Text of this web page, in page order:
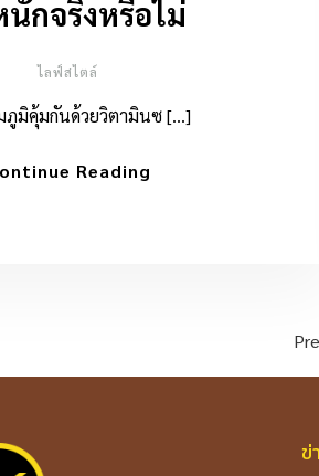
กจริงหรือไม่
ไลฟ์สไตล์
ภูมิคุ้มกันด้วยวิตามินซ […]
Reading
ข่